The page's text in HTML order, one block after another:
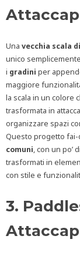
Una vecchia scala
unico
i gradini per
maggiore
la scala in un colore
trasformata in
organizzare spazi
Questo progetto
comuni, con un po’
trasformati in
con stile e
3.